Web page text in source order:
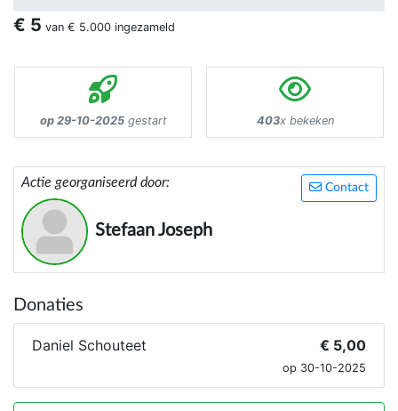
€ 5 van € 5.000 ingezameld
op 29-10-2025gestart 403x bekeken
Contact
Actie georganiseerd door:
Stefaan Joseph
Donaties
Daniel Schouteet € 5,00
op 30-10-2025